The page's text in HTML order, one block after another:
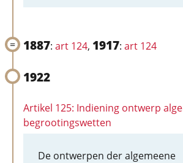
1887: art 124, 1917: art 124
1922
Artikel 125: Indiening ontwerp
begrootingswetten
De ontwerpen der algemeene